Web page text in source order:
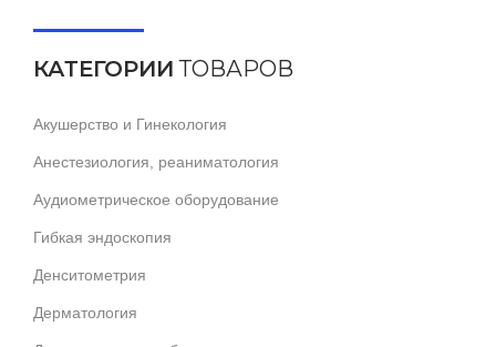
КАТЕГОРИИ ТОВАРОВ
Акушерство и Гинекология
Анестезиология, реаниматология
Аудиометрическое оборудование
Гибкая эндоскопия
Денситометрия
Дерматология